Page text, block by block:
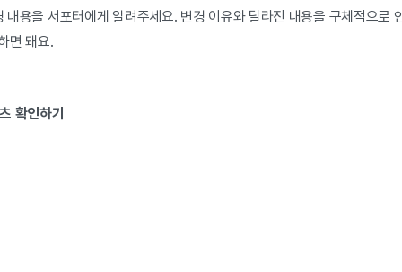
내용을 서포터에게 알려주세요. 변경 이유와 달라진 내용을 구체적으로
면 돼요.
확인하기